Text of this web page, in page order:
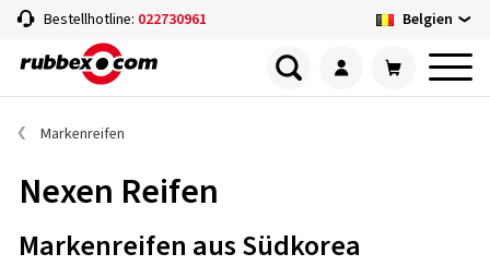
Bestellhotline: 022730961 Belgien
Markenreifen
Nexen Reifen
Markenreifen aus Südkorea